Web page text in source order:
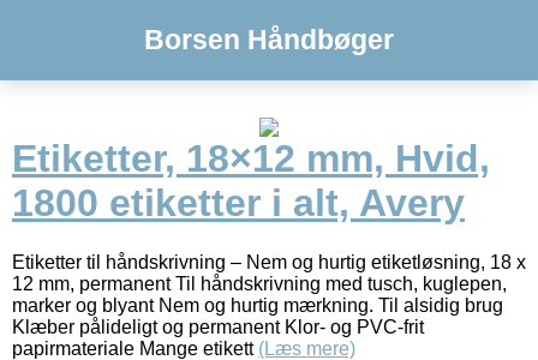
Borsen Håndbøger
Etiketter, 18×12 mm, Hvid,
1800 etiketter i alt, Avery
Etiketter til håndskrivning – Nem og hurtig etiketløsning, 18 x
12 mm, permanent Til håndskrivning med tusch, kuglepen,
marker og blyant Nem og hurtig mærkning. Til alsidig brug
Klæber pålideligt og permanent Klor- og PVC-frit
papirmateriale Mange etikett (Læs mere)